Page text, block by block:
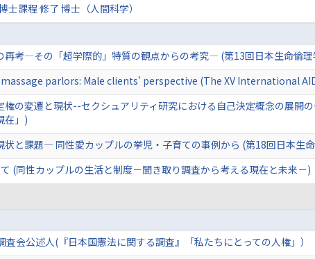
士課程 修了 博士（人間科学）
再考―その「超学際的」特質の観点からの考究― (第13回日本生命倫理
parlors: Male clients' perspective (The XV International
権の変遷と現状--セクシュアリティ研究における自己決定概念の展開
在」)
状と課題― 同性愛カップルの挙児・子育ての事例から (第18回日本生
(同性カップルの生活と制度－聞き取り調査から考える現在と未来－)
査会公述人(『日本国憲法に関する調査』「私たちにとっての人権」）